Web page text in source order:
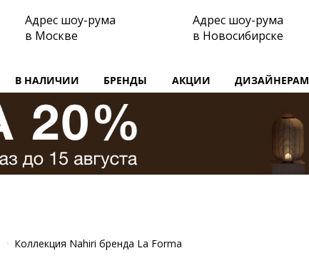
Адрес шоу-рума
в Москве
Адрес шоу-рума
в Новосибирске
В НАЛИЧИИ БРЕНДЫ АКЦИИ ДИЗАЙНЕРАМ
Коллекция Nahiri бренда La Forma